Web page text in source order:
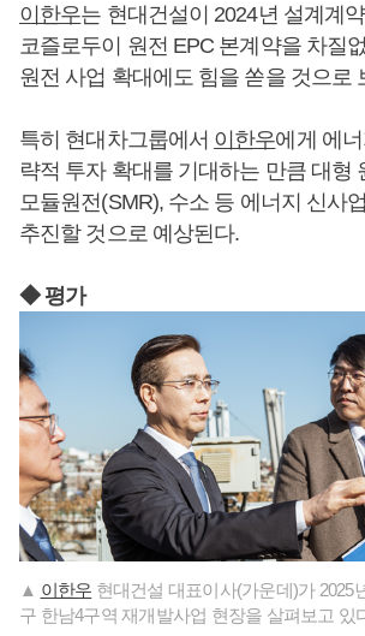
이한우는 현대건설이 2024년 설계계
코즐로두이 원전 EPC 본계약을 차질
원전 사업 확대에도 힘을 쏟을 것으로
특히 현대차그룹에서 이한우에게 에
략적 투자 확대를 기대하는 만큼 대형
모듈원전(SMR), 수소 등 에너지 신사
추진할 것으로 예상된다.
◆ 평가
▲ 이한우 현대건설 대표이사(가운데)가 2025
구 한남4구역 재개발사업 현장을 살펴보고 있